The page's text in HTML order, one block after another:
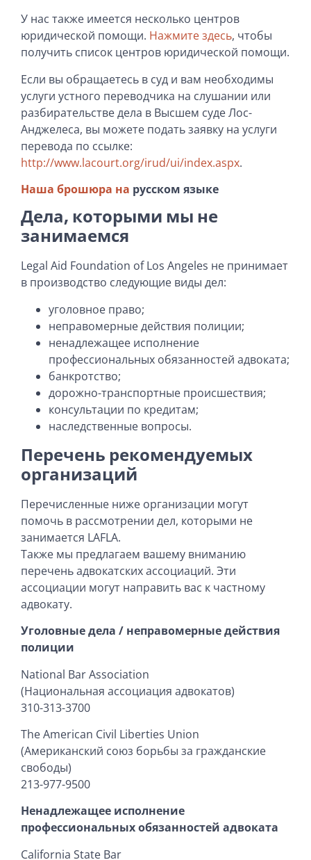
У нас также имеется несколько центров
юридической помощи. Нажмите здесь, чтобы
получить список центров юридической помощи.
Если вы обращаетесь в суд и вам необходимы
услуги устного переводчика на слушании или
разбирательстве дела в Высшем суде Лос-
Анджелеса, вы можете подать заявку на услуги
перевода по ссылке:
http://www.lacourt.org/irud/ui/index.aspx.
Наша брошюра на русском языке
Дела, которыми мы не
занимаемся
Legal Aid Foundation of Los Angeles не принимает
в производство следующие виды дел:
уголовное право;
неправомерные действия полиции;
ненадлежащее исполнение
профессиональных обязанностей адвоката;
банкротство;
дорожно-транспортные происшествия;
консультации по кредитам;
наследственные вопросы.
Перечень рекомендуемых
организаций
Перечисленные ниже организации могут
помочь в рассмотрении дел, которыми не
занимается LAFLA.
Также мы предлагаем вашему вниманию
перечень адвокатских ассоциаций. Эти
ассоциации могут направить вас к частному
адвокату.
Уголовные дела / неправомерные действия
полиции
National Bar Association
(Национальная ассоциация адвокатов)
310-313-3700
The American Civil Liberties Union
(Американский союз борьбы за гражданские
свободы)
213-977-9500
Ненадлежащее исполнение
профессиональных обязанностей адвоката
California State Bar